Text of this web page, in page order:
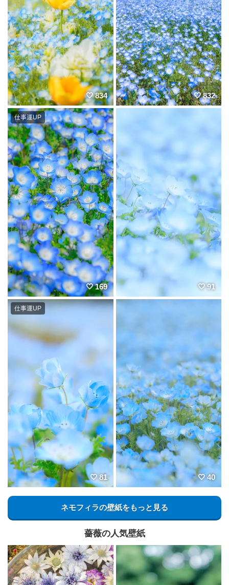
834 832
仕事運UP
169 91
仕事運UP
81 40
ネモフィラの壁紙をもっと見る
薔薇の人気壁紙